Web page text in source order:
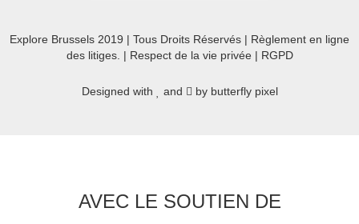
Explore Brussels 2019 | Tous Droits Réservés | Règlement en ligne
des litiges. | Respect de la vie privée | RGPD
Designed with and by butterfly pixel
AVEC LE SOUTIEN DE